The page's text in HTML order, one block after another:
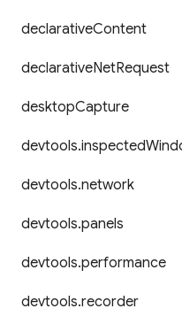
declarativeContent
declarativeNetRequest
desktopCapture
devtools.inspected
devtools.network
devtools.panels
devtools.performance
devtools.recorder